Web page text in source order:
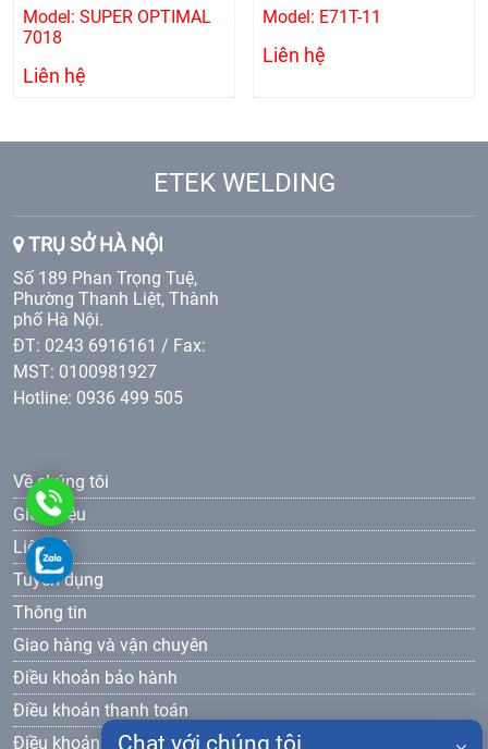
Model: SUPER OPTIMAL
7018
Liên hệ
Model: E71T-11
Liên hệ
ETEK WELDING
TRỤ SỞ HÀ NỘI
Số 189 Phan Trọng Tuệ,
Phường Thanh Liệt, Thành
phố Hà Nội.
ĐT: 0243 6916161 / Fax:
MST: 0100981927
Hotline: 0936 499 505
Về chúng tôi
Giới thiệu
Liên hệ
Tuyển dụng
Thông tin
Giao hàng và vận chuyên
Điều khoản bảo hành
Điều khoản thanh toán
Điều khoản bảo mật
0936499505
Chat với chúng tôi